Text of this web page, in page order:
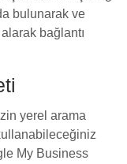
bulunarak ve
bağlantı
yerel arama
My Business